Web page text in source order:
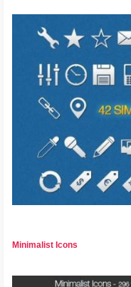
Minimalist Icons